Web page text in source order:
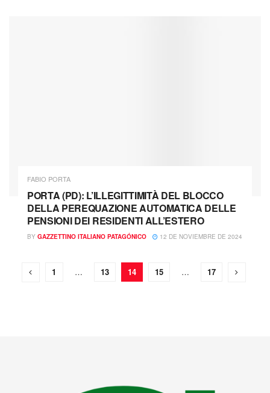
FABIO PORTA
PORTA (PD): L’ILLEGITTIMITÀ DEL BLOCCO
DELLA PEREQUAZIONE AUTOMATICA DELLE
PENSIONI DEI RESIDENTI ALL’ESTERO
BY GAZZETTINO ITALIANO PATAGÓNICO 12 DE NOVIEMBRE DE 2024
1 … 13 14 15 … 17